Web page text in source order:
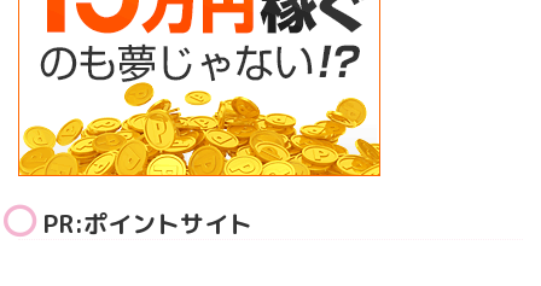
PR:ポイントサイト